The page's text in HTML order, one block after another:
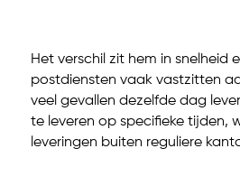
Het verschil zit hem in
postdiensten vaak vastzitten
veel gevallen dezelfde dag
te leveren op specifieke tijden,
leveringen buiten reguliere